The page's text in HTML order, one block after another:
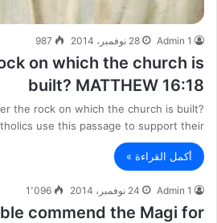
Admin 1 28 نوفمبر، 2014 987
on which the church is
built? MATTHEW 16:18
the rock on which the church is built?
use this passage to support their…
أكمل القراءة »
Admin 1 24 نوفمبر، 2014 1٬096
commend the Magi for